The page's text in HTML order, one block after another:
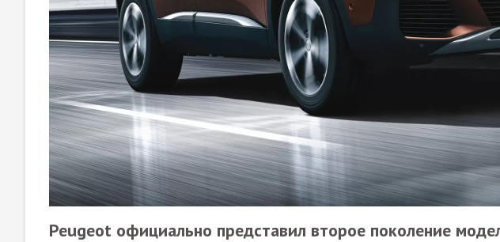
Peugeot официально представил второе поколение